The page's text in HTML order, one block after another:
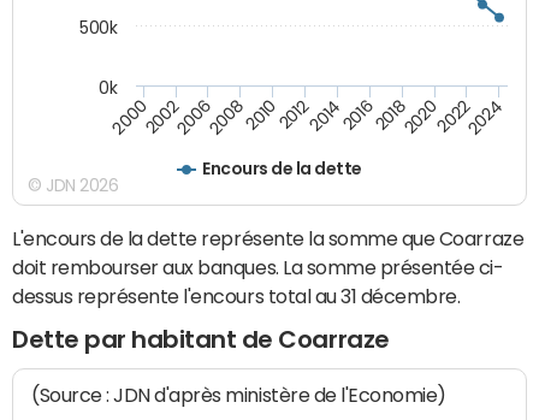
Encours de la dette
200020022006200820102012201420162018202020222024
0k
500k
© JDN 2026
L'encours de la dette représente la somme que Coarraze
doit rembourser aux banques. La somme présentée ci-
dessus représente l'encours total au 31 décembre.
Dette par habitant de Coarraze
(Source : JDN d'après ministère de l'Economie)